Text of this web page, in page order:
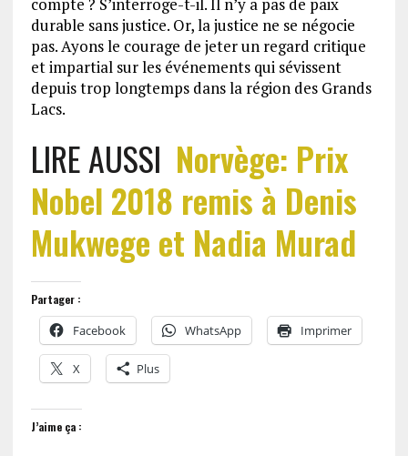
durable sans justice. Or, la justice ne se négocie
pas. Ayons le courage de jeter un regard critique
et impartial sur les événements qui sévissent
depuis trop longtemps dans la région des Grands
Lacs.
LIRE AUSSI Norvège: Prix
Nobel 2018 remis à Denis
Mukwege et Nadia Murad
Partager :
Facebook WhatsApp Imprimer
X Plus
J’aime ça :